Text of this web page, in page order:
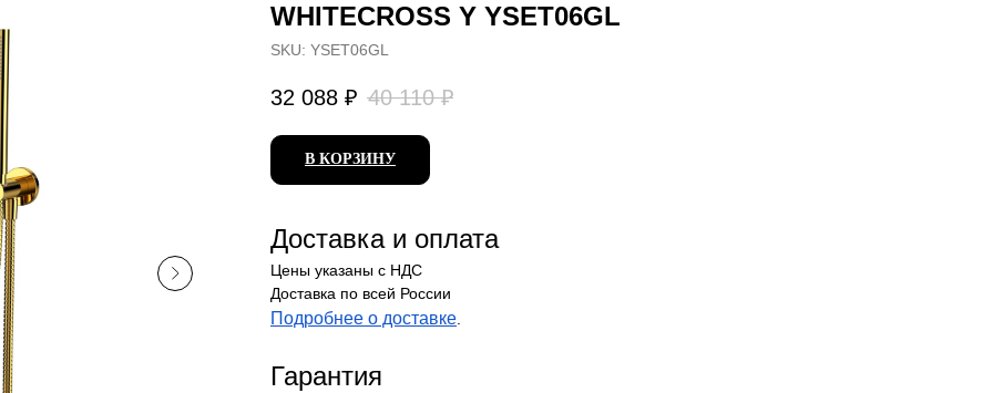
WHITECROSS Y YSET06GL
SKU: YSET06GL
32 088 ₽ 40 110 ₽
В КОРЗИНУ
Доставка и оплата
Цены указаны с НДС
Доставка по всей России
Подробнее о доставке.
Гарантия